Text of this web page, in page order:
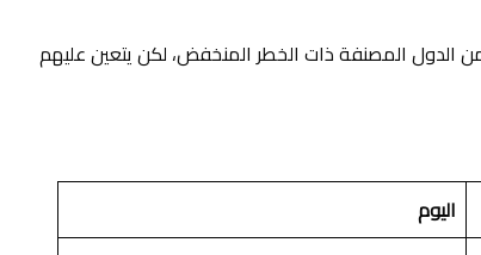
لقاح «كوفيد-19» من الخضوع للحجر الصحي ابتداءً من 1 يوليو، وذلك عند وصولهم من الدول المصنفة ذات الخطر المنخفض، لكن يتعين عليهم
اليوم